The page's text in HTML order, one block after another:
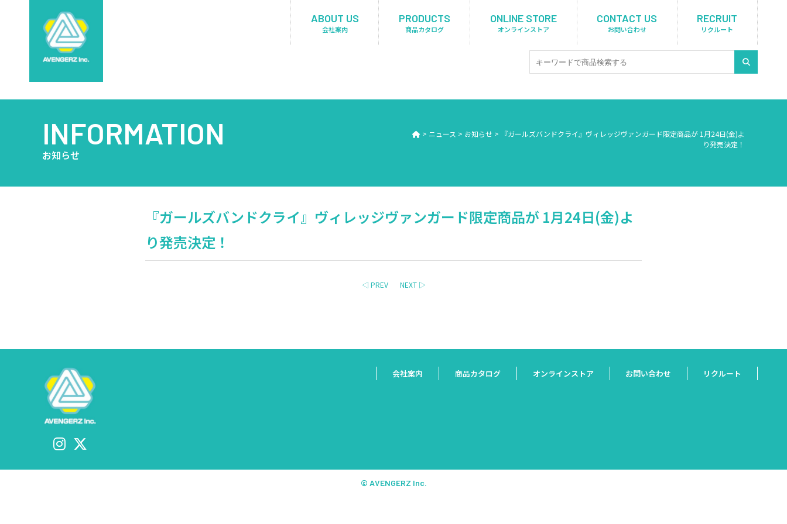
ABOUT US
会社案内
PRODUCTS
商品カタログ
ONLINE STORE
オンラインストア
CONTACT US
お問い合わせ
RECRUIT
リクルート
INFORMATION
お知らせ
> ニュース > お知らせ >
『ガールズバンドクライ』ヴィレッジヴァンガード限定商品が 1月24日(金)よ
り発売決定！
『ガールズバンドクライ』ヴィレッジヴァンガード限定商品が 1月24日(金)よ
り発売決定！
◁ PREV NEXT ▷
会社案内 商品カタログ オンラインストア お問い合わせ リクルート
© AVENGERZ Inc.